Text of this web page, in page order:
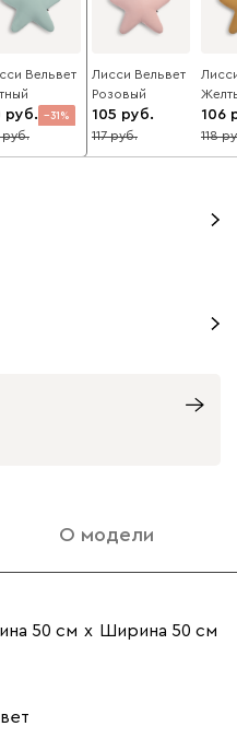
Вельвет
31
Лисси Вельвет
Розовый
105
10
117
106
10
118
О модели
50 см х Ширина 50 см